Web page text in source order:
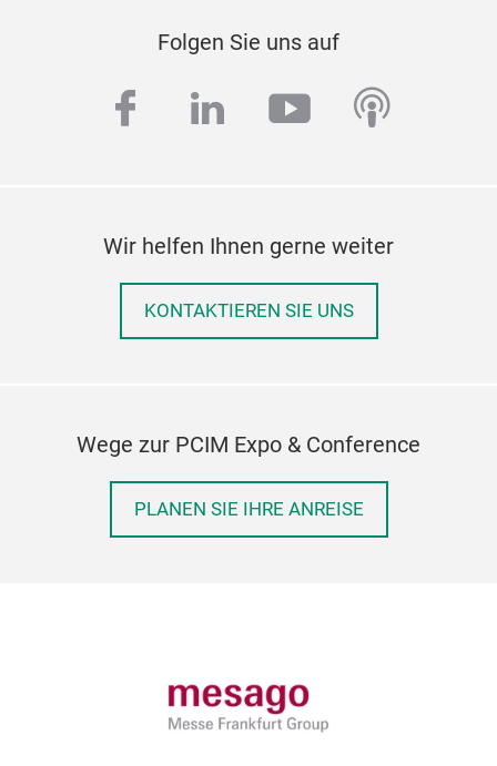
Folgen Sie uns auf
facebook
linkedinyoutube
Wir helfen Ihnen gerne weiter
KONTAKTIEREN SIE UNS
Wege zur PCIM Expo & Conference
PLANEN SIE IHRE ANREISE